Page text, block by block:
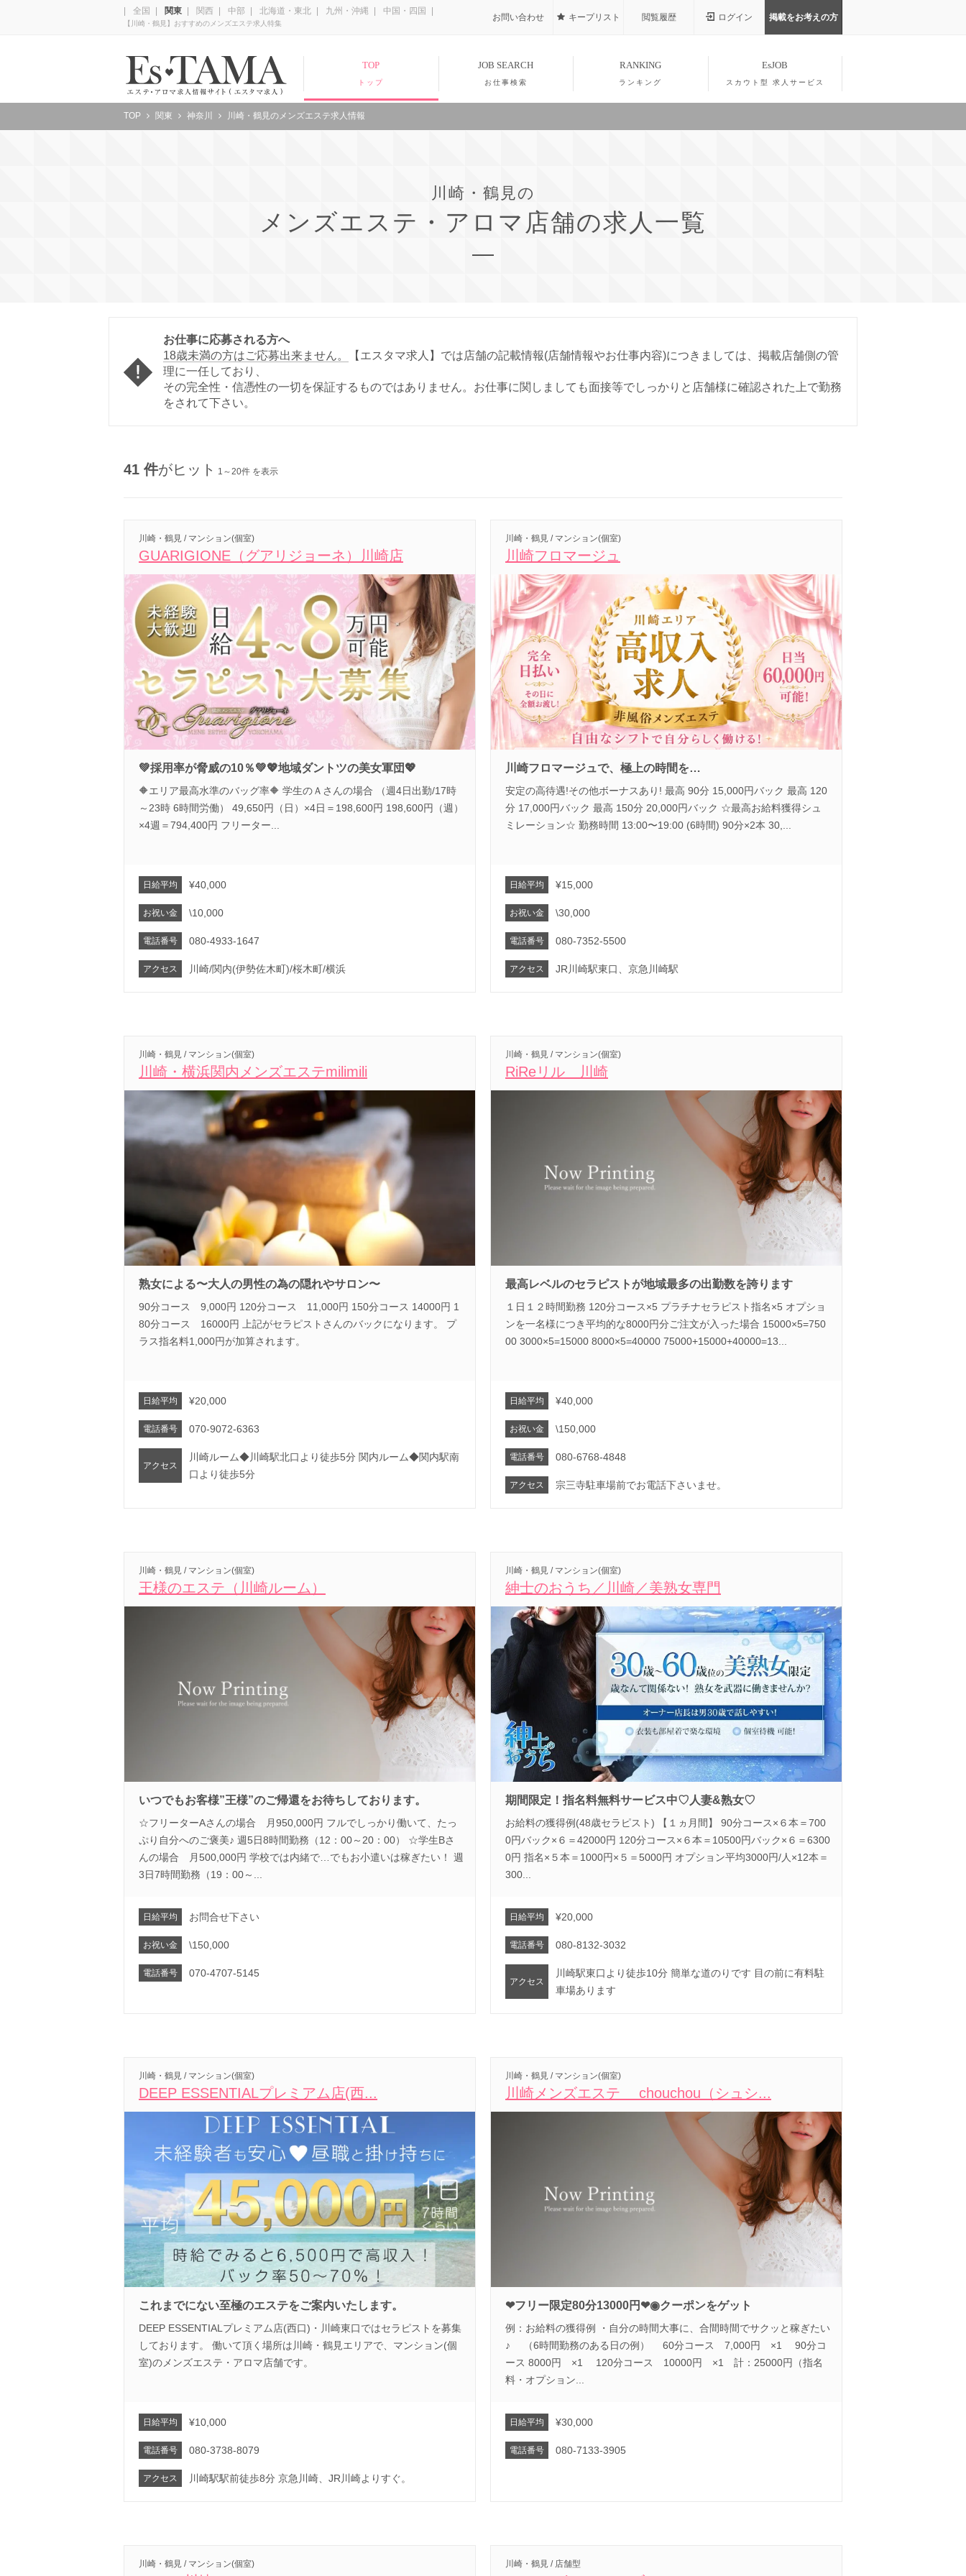
全国 関東 関西 中部 北海道・東北 九州・沖縄 中国・四国
【川崎・鶴見】おすすめのメンズエステ求人特集
お問い合わせ キープリスト 閲覧履歴 ログイン 掲載をお考えの方
TOP
トップ
JOB SEARCH
お仕事検索
RANKING
ランキング
EsJOB
スカウト型 求人サービス
TOP 関東 神奈川 川崎・鶴見のメンズエステ求人情報
川崎・鶴見の
メンズエステ・アロマ店舗の求人一覧
お仕事に応募される方へ
18歳未満の方はご応募出来ません。
【エスタマ求人】では店舗の記載情報(店舗情報やお仕事内容)につきましては、掲載店舗側の管
理に一任しており、
その完全性・信憑性の一切を保証するものではありません。お仕事に関しましても面接等でしっかりと店舗様に確認された上で勤務
をされて下さい。
41 件がヒット 1～20件 を表示
川崎・鶴見 / マンション(個室)
GUARIGIONE（グアリジョーネ）川崎店
💚採用率が脅威の10％💚💖地域ダントツの美女軍団💖
🔶エリア最高水準のバッグ率🔶 学生のＡさんの場合 （週4日出勤/17時
～23時 6時間労働） 49,650円（日）×4日＝198,600円 198,600円（週）
×4週＝794,400円 フリーター...
日給平均 ¥40,000
お祝い金 \10,000
電話番号 080-4933-1647
アクセス 川崎/関内(伊勢佐木町)/桜木町/横浜
川崎・鶴見 / マンション(個室)
川崎フロマージュ
川崎フロマージュで、極上の時間を…
安定の高待遇!その他ボーナスあり! 最高 90分 15,000円バック 最高 120
分 17,000円バック 最高 150分 20,000円バック ☆最高お給料獲得シュ
ミレーション☆ 勤務時間 13:00〜19:00 (6時間) 90分×2本 30,...
日給平均 ¥15,000
お祝い金 \30,000
電話番号 080-7352-5500
アクセス JR川崎駅東口、京急川崎駅
川崎・鶴見 / マンション(個室)
川崎・横浜関内メンズエステmilimili
熟女による〜大人の男性の為の隠れやサロン〜
90分コース 9,000円 120分コース 11,000円 150分コース 14000円 1
80分コース 16000円 上記がセラピストさんのバックになります。 プ
ラス指名料1,000円が加算されます。
日給平均 ¥20,000
電話番号 070-9072-6363
アクセス
川崎ルーム◆川崎駅北口より徒歩5分 関内ルーム◆関内駅南
口より徒歩5分
川崎・鶴見 / マンション(個室)
RiReリル 川崎
最高レベルのセラピストが地域最多の出勤数を誇ります
１日１２時間勤務 120分コース×5 プラチナセラピスト指名×5 オプショ
ンを一名様につき平均的な8000円分ご注文が入った場合 15000×5=750
00 3000×5=15000 8000×5=40000 75000+15000+40000=13...
日給平均 ¥40,000
お祝い金 \150,000
電話番号 080-6768-4848
アクセス 宗三寺駐車場前でお電話下さいませ。
川崎・鶴見 / マンション(個室)
王様のエステ（川崎ルーム）
いつでもお客様”王様”のご帰還をお待ちしております。
☆フリーターAさんの場合 月950,000円 フルでしっかり働いて、たっ
ぷり自分へのご褒美♪ 週5日8時間勤務（12：00～20：00） ☆学生Bさ
んの場合 月500,000円 学校では内緒で…でもお小遣いは稼ぎたい！ 週
3日7時間勤務（19：00～...
日給平均 お問合せ下さい
お祝い金 \150,000
電話番号 070-4707-5145
川崎・鶴見 / マンション(個室)
紳士のおうち／川崎／美熟女専門
期間限定！指名料無料サービス中♡人妻&熟女♡
お給料の獲得例(48歳セラピスト) 【１ヵ月間】 90分コース×６本＝700
0円バック×６＝42000円 120分コース×６本＝10500円バック×６＝6300
0円 指名×５本＝1000円×５＝5000円 オプション平均3000円/人×12本＝
300...
日給平均 ¥20,000
電話番号 080-8132-3032
アクセス
川崎駅東口より徒歩10分 簡単な道のりです 目の前に有料駐
車場あります
川崎・鶴見 / マンション(個室)
DEEP ESSENTIALプレミアム店(西...
これまでにない至極のエステをご案内いたします。
DEEP ESSENTIALプレミアム店(西口)・川崎東口ではセラピストを募集
しております。 働いて頂く場所は川崎・鶴見エリアで、マンション(個
室)のメンズエステ・アロマ店舗です。
日給平均 ¥10,000
電話番号 080-3738-8079
アクセス 川崎駅駅前徒歩8分 京急川崎、JR川崎よりすぐ。
川崎・鶴見 / マンション(個室)
川崎メンズエステ chouchou（シュシ...
❤フリー限定80分13000円❤◉クーポンをゲット
例：お給料の獲得例 ・自分の時間大事に、合間時間でサクッと稼ぎたい
♪ （6時間勤務のある日の例） 60分コース 7,000円 ×1 90分コ
ース 8000円 ×1 120分コース 10000円 ×1 計：25000円（指名
料・オプション...
日給平均 ¥30,000
電話番号 080-7133-3905
川崎・鶴見 / マンション(個室) 川崎・鶴見 / 店舗型